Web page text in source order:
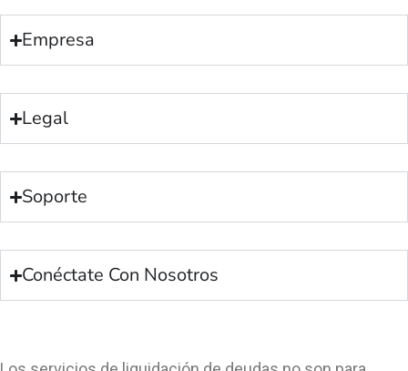
Empresa
Legal
Soporte
Conéctate Con Nosotros